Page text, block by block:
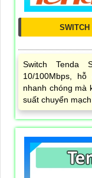
SWITCH
Switch Tenda
10/100Mbps,
nhanh chóng mà
suất chuyển mạch